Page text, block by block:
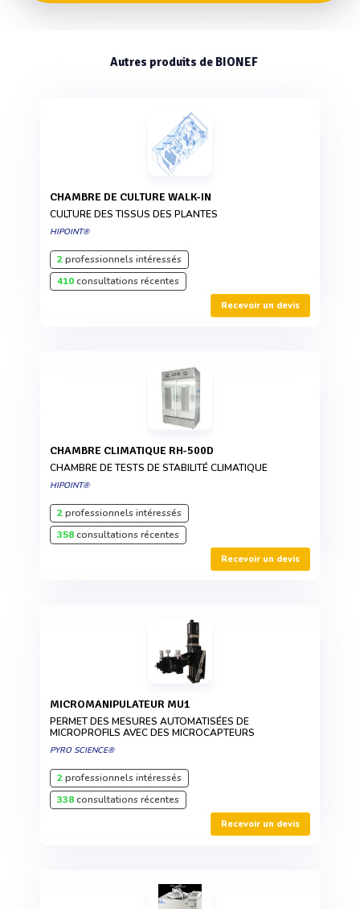
Autres produits de BIONEF
CHAMBRE DE CULTURE WALK-IN
CULTURE DES TISSUS DES PLANTES
HIPOINT®
2professionnels intéressés
410consultations récentes
Recevoir un devis
CHAMBRE CLIMATIQUE RH-500D
CHAMBRE DE TESTS DE STABILITÉ CLIMATIQUE
HIPOINT®
2professionnels intéressés
358consultations récentes
Recevoir un devis
MICROMANIPULATEUR MU1
PERMET DES MESURES AUTOMATISÉES DE
MICROPROFILS AVEC DES MICROCAPTEURS
PYRO SCIENCE®
2professionnels intéressés
338consultations récentes
Recevoir un devis